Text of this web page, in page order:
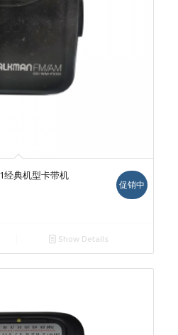
经典机型卡带机
。
促销中
Show Details